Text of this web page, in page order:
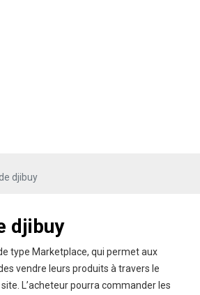
djibuy
djibuy
type Marketplace, qui permet aux
vendre leurs produits à travers le
L’acheteur pourra commander les